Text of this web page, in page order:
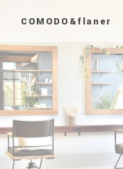
COMODO&flaner